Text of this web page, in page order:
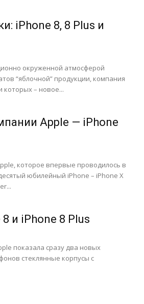
iPhone 8, 8 Plus и
окруженной атмосферой
“яблочной” продукции, компания
которых – новое...
Apple — iPhone
которое впервые проводилось в
юбилейный iPhone – iPhone X
и iPhone 8 Plus
показала сразу два новых
стеклянные корпусы с